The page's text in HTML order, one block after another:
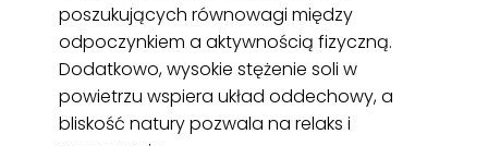
poszukujących równowagi między
odpoczynkiem a aktywnością fizyczną.
Dodatkowo, wysokie stężenie soli w
powietrzu wspiera układ oddechowy, a
bliskość natury pozwala na relaks i